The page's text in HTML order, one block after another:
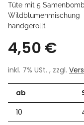
Tüte mit 5
Wildblumenmischung
handgerollt
4,50 €
inkl. 7% USt. , zzgl.
ab
10